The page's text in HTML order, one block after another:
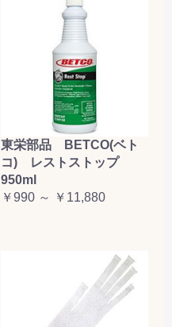
東栄部品 BETCO(ベト
コ) レストストップ
950ml
￥990 ～ ￥11,880